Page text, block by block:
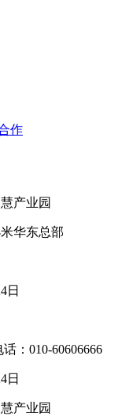
作
产业园
华东总部
日
：010-60606666
日
产业园